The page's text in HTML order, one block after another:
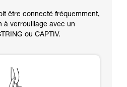
être connecté fréquemment,
à verrouillage avec un
ou CAPTIV.